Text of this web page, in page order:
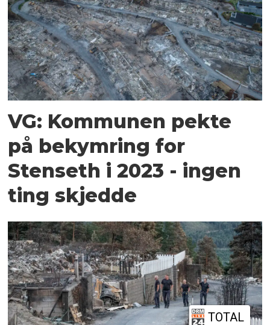
VG: Kommunen pekte
på bekymring for
Stenseth i 2023 - ingen
ting skjedde
TOTAL